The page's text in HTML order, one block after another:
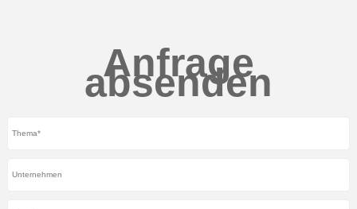
Anfrage
absenden